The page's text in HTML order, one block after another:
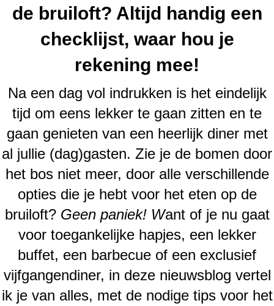
de bruiloft? Altijd handig een
checklijst, waar hou je
rekening mee!
Na een dag vol indrukken is het eindelijk
tijd om eens lekker te gaan zitten en te
gaan genieten van een heerlijk dinermet
al jullie (dag)gasten. Zie je de bomen door
het bos niet meer, door alle verschillende
opties die je hebt voor het eten op de
bruiloft? Geen paniek! Want of je nu gaat
voor toegankelijke hapjes, een lekker
buffet, een barbecue of een exclusief
vijfgangendiner, in deze nieuwsblog vertel
ik je van alles, met de nodige tips voor het